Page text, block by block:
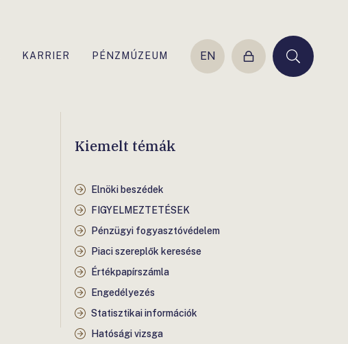
KARRIER PÉNZMÚZEUM EN
Belépés Keresés
Kiemelt témák
Elnöki beszédek
FIGYELMEZTETÉSEK
Pénzügyi fogyasztóvédelem
Piaci szereplők keresése
Értékpapírszámla
Engedélyezés
Statisztikai információk
Hatósági vizsga